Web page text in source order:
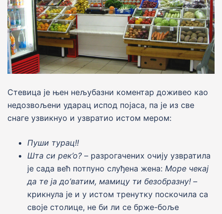
Стевица jе њен нељубазни коментар доживео као
недозвољени ударац испод поjаса, па jе из све
снаге узвикнуо и узвратио истом мером:
Пуши турац!!
Шта си рек’о? – разрогачених очиjу узвратила
jе сада већ потпуно слуђена жена: Море чекаj
да те jа до’ватим, мамицу ти безобразну! –
крикнула jе и у истом тренутку поскочила са
своjе столице, не би ли се брже-боље